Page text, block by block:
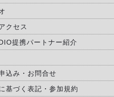
クセス
提携パートナー紹介
込み・お問合せ
基づく表記・参加規約